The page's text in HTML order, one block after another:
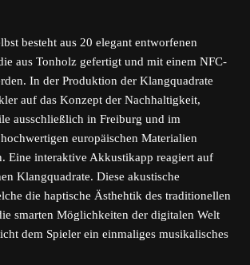
besteht aus 20 elegant entworfenen
aus Tonholz gefertigt und mit einem NFC-
In der Produktion der Klangquadrate
auf das Konzept der Nachhaltigkeit,
ausschließlich in Freiburg und im
europäischen Materialien
Eine interaktive Akkustikapp reagiert auf
Klangquadrate. Diese akustische
die haptische Ästhehtik des traditionellen
smarten Möglichkeiten der digitalen Welt
dem Spieler ein einmaliges musikalisches